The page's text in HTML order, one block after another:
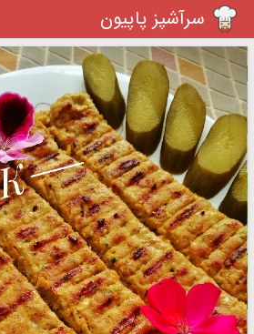
سرآشپز پاپیون